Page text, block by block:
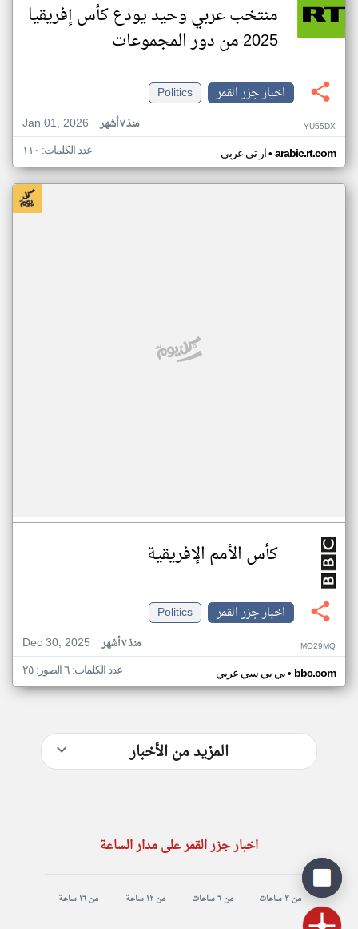
منتخب عربي وحيد يودع كأس إفريقيا
2025 من دور المجموعات
اخبار جزر القمر
Politics
Jan 01, 2026
منذ ٧ أشهر YU55DX
ار تي عربي• arabic.rt.com عدد الكلمات: ١١٠
كأس الأمم الإفريقية
اخبار جزر القمر
Politics
Dec 30, 2025
منذ ٧ أشهر MO29MQ
بي بي سي عربي• bbc.com عدد الكلمات: ٦ الصور: ٢٥
المزيد من الأخبار
اخبار جزر القمر على مدار الساعة
من ٣ ساعات من ٦ ساعات من ١٢ ساعة من ١٦ ساعة